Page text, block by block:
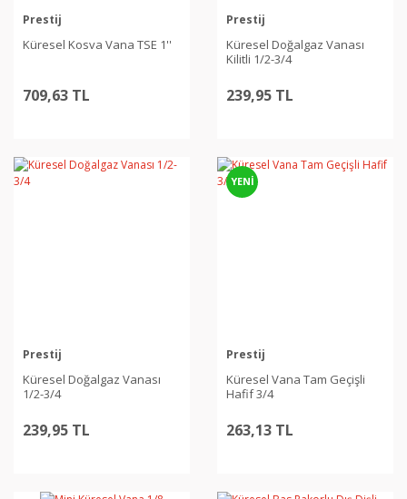
Prestij
Küresel Kosva Vana TSE 1''
709,63 TL
Prestij
Küresel Doğalgaz Vanası
Kilitli 1/2-3/4
239,95 TL
Prestij
Küresel Doğalgaz Vanası
1/2-3/4
239,95 TL
YENİ
Prestij
Küresel Vana Tam Geçişli
Hafif 3/4
263,13 TL